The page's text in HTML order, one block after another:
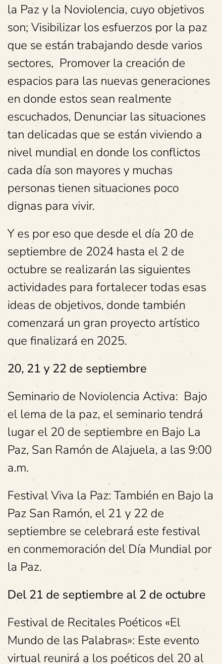
la Paz y la Noviolencia, cuyo objetivos
son; Visibilizar los esfuerzos por la paz
que se están trabajando desde varios
sectores, Promover la creación de
espacios para las nuevas generaciones
en donde estos sean realmente
escuchados, Denunciar las situaciones
tan delicadas que se están viviendo a
nivel mundial en donde los conflictos
cada día son mayores y muchas
personas tienen situaciones poco
dignas para vivir.
Y es por eso que desde el día 20 de
septiembre de 2024 hasta el 2 de
octubre se realizarán las siguientes
actividades para fortalecer todas esas
ideas de objetivos, donde también
comenzará un gran proyecto artístico
que finalizará en 2025.
20, 21 y 22 de septiembre
Seminario de Noviolencia Activa: Bajo
el lema de la paz, el seminario tendrá
lugar el 20 de septiembre en Bajo La
Paz, San Ramón de Alajuela, a las 9:00
a.m.
Festival Viva la Paz: También en Bajo la
Paz San Ramón, el 21 y 22 de
septiembre se celebrará este festival
en conmemoración del Día Mundial por
la Paz.
Del 21 de septiembre al 2 de octubre
Festival de Recitales Poéticos «El
Mundo de las Palabras»: Este evento
virtual reunirá a los poéticos del 20 al